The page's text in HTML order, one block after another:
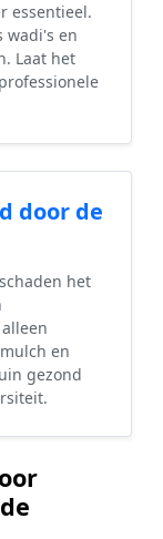
essentieel.
wadi's en
Laat het
door de
het
en
gezond